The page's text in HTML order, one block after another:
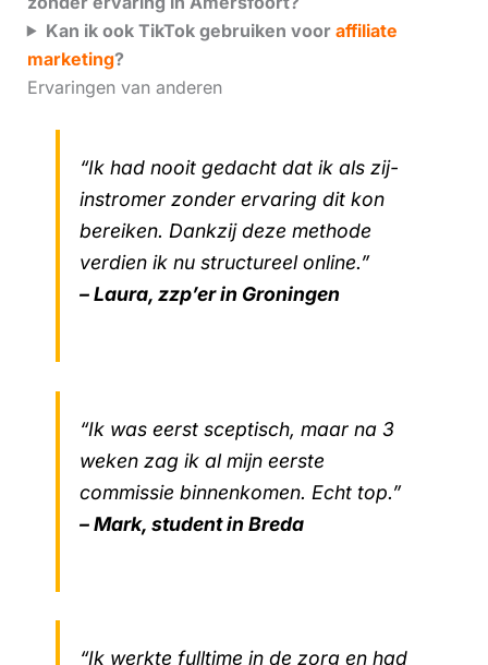
Kan ik ook TikTok gebruiken voor affiliate
marketing?
Ervaringen van anderen
“Ik had nooit gedacht dat ik als zij-
instromer zonder ervaring dit kon
bereiken. Dankzij deze methode
verdien ik nu structureel online.”
– Laura, zzp’er in Groningen
“Ik was eerst sceptisch, maar na 3
weken zag ik al mijn eerste
commissie binnenkomen. Echt top.”
– Mark, student in Breda
“Ik werkte fulltime in de zorg en had